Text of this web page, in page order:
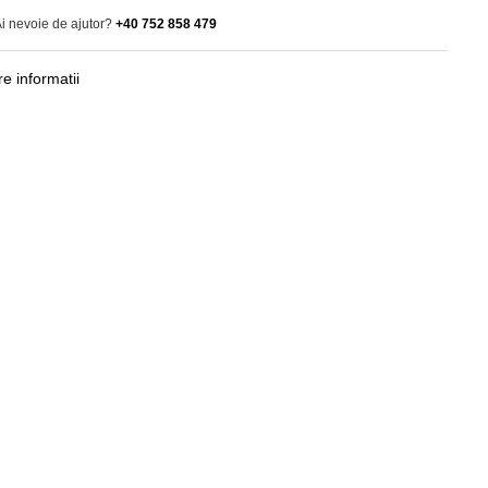
nevoie de ajutor? +40 752 858 479
informatii